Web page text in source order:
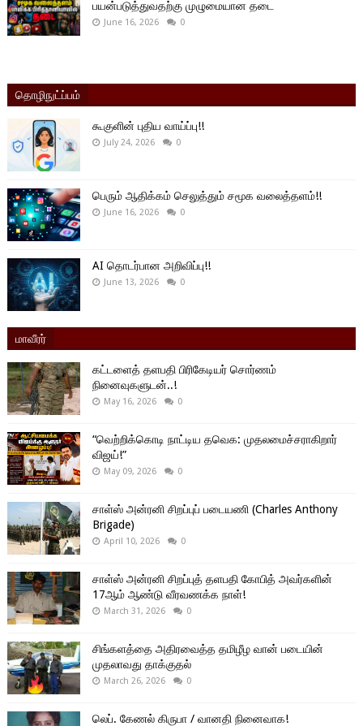
பயன்படுத்துவதற்கு முழுமையான தடை
June 16, 2026 0
தொழிநுட்ப்பம்
கூகுளின் புதிய வாய்ப்பு!!
July 24, 2026 0
பெரும் ஆதிக்கம் செலுத்தும் சமூக வலைத்தளம்!!
June 16, 2026 0
AI தொடர்பான அறிவிப்பு!!
June 13, 2026 0
மாவீரர்
கட்டளைத் தளபதி பிரிகேடியர் சொர்ணம்
நினைவுகளுடன்..!
May 16, 2026 0
“வெற்றிக்கொடி நாட்டிய தவெக: முதலமைச்சராகிறார்
விஜய்!”
May 09, 2026 0
சாள்ஸ் அன்ரனி சிறப்புப் படையணி (Charles Anthony
Brigade)
April 10, 2026 0
சாள்ஸ் அன்ரனி சிறப்புத் தளபதி கோபித் அவர்களின்
17ஆம் ஆண்டு வீரவணக்க நாள்!
March 31, 2026 0
சிங்களத்தை அதிரவைத்த தமிழீழ வான் படையின்
முதலாவது தாக்குதல்
March 26, 2026 0
லெப். கேணல் கிருபா / வானதி நினைவாக!